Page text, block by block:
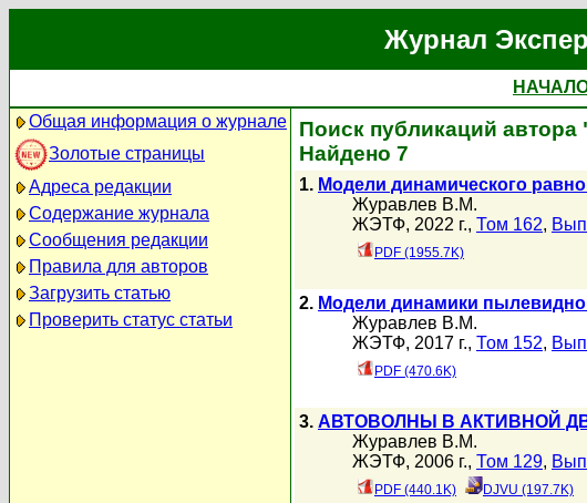
Журнал
Общая информация о журнале
Золотые страницы
Адреса редакции
Содержание журнала
Сообщения редакции
Правила для авторов
Загрузить статью
Проверить статус статьи
Поиск публикаций
Найдено 7
1. Модели динамического
Журавлев В.М.
ЖЭТФ, 2022 г., Том 162,
PDF (1955.7K)
2. Модели динамики
Журавлев В.М.
ЖЭТФ, 2017 г., Том 152,
PDF (470.6K)
3. АВТОВОЛНЫ В АКТИВНОЙ
Журавлев В.М.
ЖЭТФ, 2006 г., Том 129,
PDF (440.1K) DJVU (197.7K)